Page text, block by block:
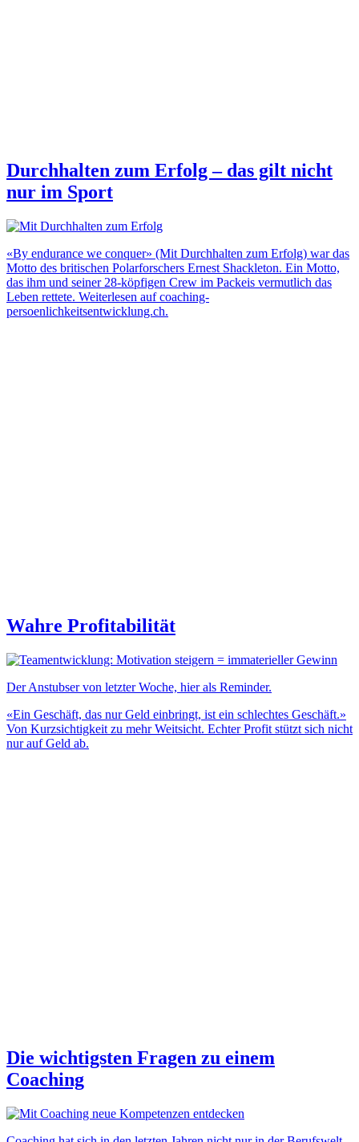
Durchhalten zum Erfolg – das gilt nicht
nur im Sport
«By endurance we conquer» (Mit Durchhalten zum Erfolg) war das
Motto des britischen Polarforschers Ernest Shackleton. Ein Motto,
das ihm und seiner 28-köpfigen Crew im Packeis vermutlich das
Leben rettete. Weiterlesen auf coaching-
persoenlichkeitsentwicklung.ch.
Wahre Profitabilität
Der Anstubser von letzter Woche, hier als Reminder.
«Ein Geschäft, das nur Geld einbringt, ist ein schlechtes Geschäft.»
Von Kurzsichtigkeit zu mehr Weitsicht. Echter Profit stützt sich nicht
nur auf Geld ab.
Die wichtigsten Fragen zu einem
Coaching